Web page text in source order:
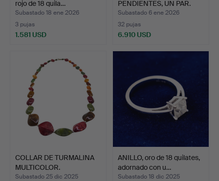
rojo de 18 quila…
Subastado 18 ene 2026
3 pujas
1.581 USD
PENDIENTES, UN PAR.
Oro, plata c…
Subastado 6 ene 2026
32 pujas
6.910 USD
COLLAR DE TURMALINA
MULTICOLOR.
Subastado 25 dic 2025
ANILLO, oro de 18 quilates,
adornado con u…
Subastado 18 dic 2025